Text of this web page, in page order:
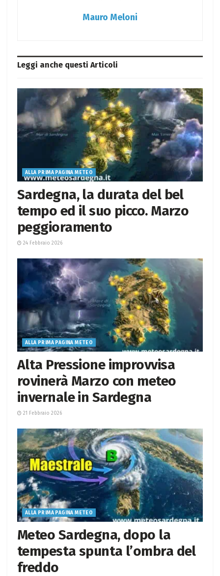
Mauro Meloni
Leggi anche questi Articoli
ALLA PRIMA PAGINA METEO
Sardegna, la durata del bel
tempo ed il suo picco. Marzo
peggioramento
24 Febbraio 2026
ALLA PRIMA PAGINA METEO
Alta Pressione improvvisa
rovinerà Marzo con meteo
invernale in Sardegna
21 Febbraio 2026
ALLA PRIMA PAGINA METEO
Meteo Sardegna, dopo la
tempesta spunta l’ombra del
freddo